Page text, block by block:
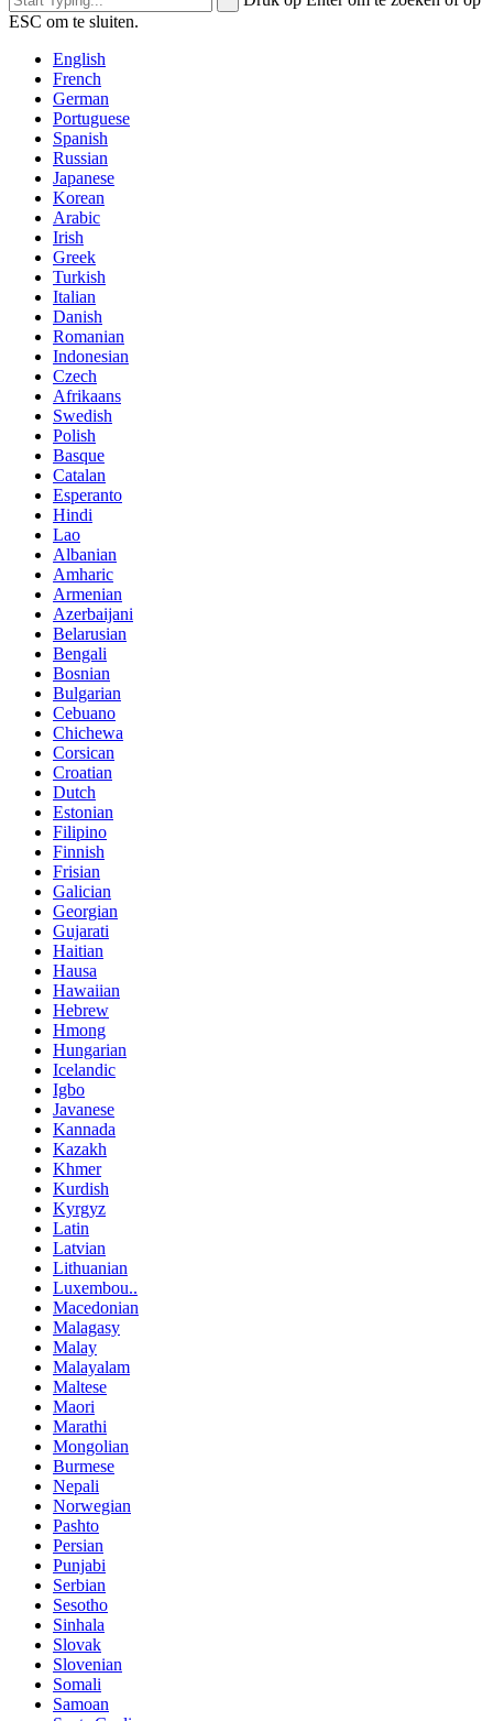
ESC om te sluiten.
English
French
German
Portuguese
Spanish
Russian
Japanese
Korean
Arabic
Irish
Greek
Turkish
Italian
Danish
Romanian
Indonesian
Czech
Afrikaans
Swedish
Polish
Basque
Catalan
Esperanto
Hindi
Lao
Albanian
Amharic
Armenian
Azerbaijani
Belarusian
Bengali
Bosnian
Bulgarian
Cebuano
Chichewa
Corsican
Croatian
Dutch
Estonian
Filipino
Finnish
Frisian
Galician
Georgian
Gujarati
Haitian
Hausa
Hawaiian
Hebrew
Hmong
Hungarian
Icelandic
Igbo
Javanese
Kannada
Kazakh
Khmer
Kurdish
Kyrgyz
Latin
Latvian
Lithuanian
Luxembou..
Macedonian
Malagasy
Malay
Malayalam
Maltese
Maori
Marathi
Mongolian
Burmese
Nepali
Norwegian
Pashto
Persian
Punjabi
Serbian
Sesotho
Sinhala
Slovak
Slovenian
Somali
Samoan